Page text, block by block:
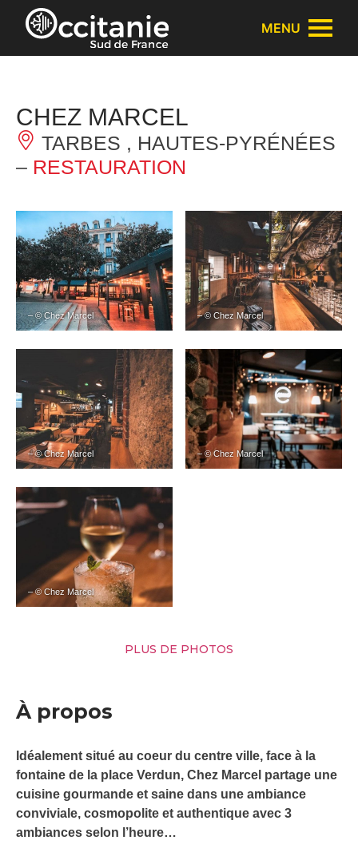
Panneau de gestion des cookies
MENU
CHEZ MARCEL
TARBES , HAUTES-PYRÉNÉES
– RESTAURATION
– © Chez Marcel – © Chez Marcel
– © Chez Marcel – © Chez Marcel
– © Chez Marcel
PLUS DE PHOTOS
À propos
Idéalement situé au coeur du centre ville, face à la
fontaine de la place Verdun, Chez Marcel partage une
cuisine gourmande et saine dans une ambiance
conviviale, cosmopolite et authentique avec 3
ambiances selon l’heure…